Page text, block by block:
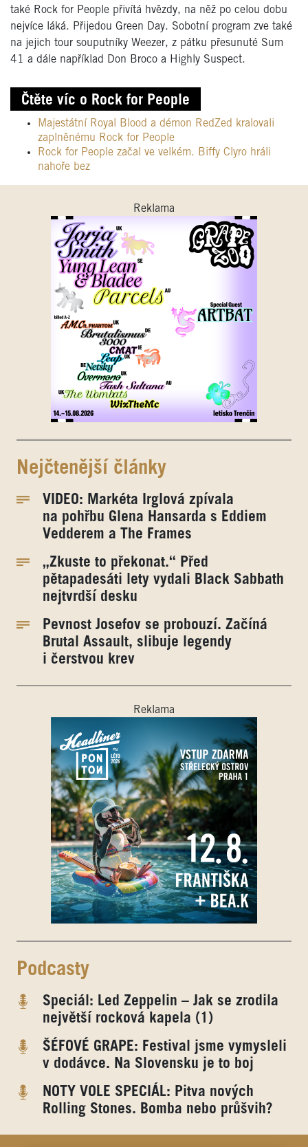
také Rock for People přivítá hvězdy, na něž po celou dobu
nejvíce láká. Přijedou Green Day. Sobotní program zve také
na jejich tour souputníky Weezer, z pátku přesunuté Sum
41 a dále například Don Broco a Highly Suspect.
Čtěte víc o Rock for People
Majestátní Royal Blood a démon RedZed kralovali
zaplněnému Rock for People
Rock for People začal ve velkém. Biffy Clyro hráli
nahoře bez
Reklama
Nejčtenější články
VIDEO: Markéta Irglová zpívala
na pohřbu Glena Hansarda s Eddiem
Vedderem a The Frames
„Zkuste to překonat.“ Před
pětapadesáti lety vydali Black Sabbath
nejtvrdší desku
Pevnost Josefov se probouzí. Začíná
Brutal Assault, slibuje legendy
i čerstvou krev
Reklama
Podcasty
Speciál: Led Zeppelin – Jak se zrodila
největší rocková kapela (1)
ŠÉFOVÉ GRAPE: Festival jsme vymysleli
v dodávce. Na Slovensku je to boj
NOTY VOLE SPECIÁL: Pitva nových
Rolling Stones. Bomba nebo průšvih?